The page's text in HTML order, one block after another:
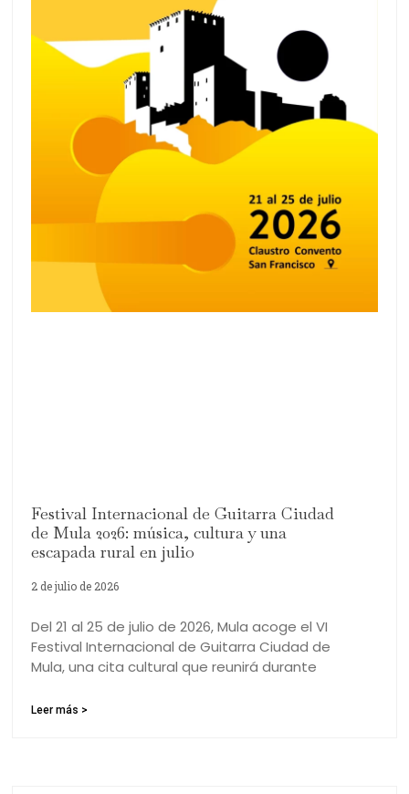
Festival Internacional de Guitarra Ciudad
de Mula 2026: música, cultura y una
escapada rural en julio
2 de julio de 2026
Del 21 al 25 de julio de 2026, Mula acoge el VI
Festival Internacional de Guitarra Ciudad de
Mula, una cita cultural que reunirá durante
Leer más >